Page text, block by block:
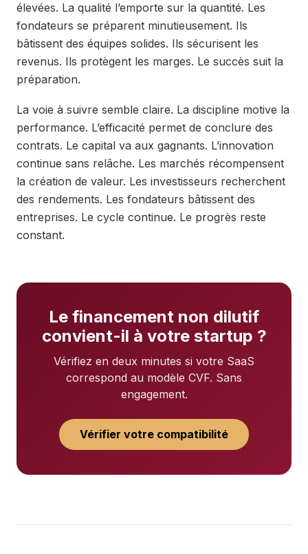
élevées. La qualité l’emporte sur la quantité. Les
fondateurs se préparent minutieusement. Ils
bâtissent des équipes solides. Ils sécurisent les
revenus. Ils protègent les marges. Le succès suit la
préparation.
La voie à suivre semble claire. La discipline motive la
performance. L’efficacité permet de conclure des
contrats. Le capital va aux gagnants. L’innovation
continue sans relâche. Les marchés récompensent
la création de valeur. Les investisseurs recherchent
des rendements. Les fondateurs bâtissent des
entreprises. Le cycle continue. Le progrès reste
constant.
Le financement non dilutif
convient-il à votre startup ?
Vérifiez en deux minutes si votre SaaS
correspond au modèle CVF. Sans
engagement.
Vérifier votre compatibilité